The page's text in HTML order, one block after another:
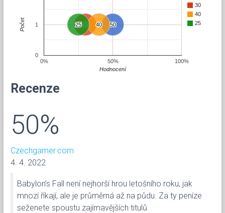
30
40
25
50
50
30
30 40
40
25
25
0% 50% 100%
0
1
Hodnocení
Počet
Recenze
50%
Czechgamer.com
4. 4. 2022
Babylon’s Fall není nejhorší hrou letošního roku, jak
mnozí říkají, ale je průměrná až na půdu. Za ty peníze
seženete spoustu zajímavějších titulů.